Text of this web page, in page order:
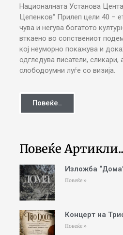
Националната Установа
Цепенков“ Прилеп цели 40 –
чува и негува богатото
вткаено во сопствениот
кој неуморно покажува и
одгледува писатели, сликари,
слободоумни луѓе со визија.
Повеќе..
Повеќе Артикли..
Изложба
Повеќе »
Концерт на
Повеќе »